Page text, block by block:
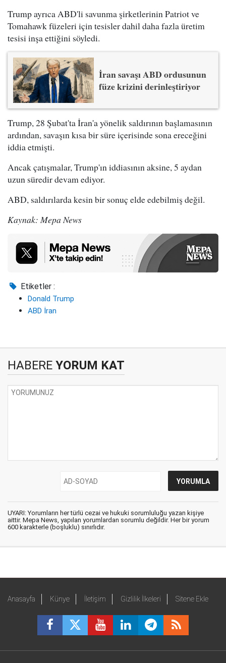
Trump ayrıca ABD'li savunma şirketlerinin Patriot ve
Tomahawk füzeleri için tesisler dahil daha fazla üretim
tesisi inşa ettiğini söyledi.
İran savaşı ABD ordusunun
füze krizini derinleştiriyor
Trump, 28 Şubat'ta İran'a yönelik saldırının başlamasının
ardından, savaşın kısa bir süre içerisinde sona ereceğini
iddia etmişti.
Ancak çatışmalar, Trump'ın iddiasının aksine, 5 aydan
uzun süredir devam ediyor.
ABD, saldırılarda kesin bir sonuç elde edebilmiş değil.
Kaynak: Mepa News
Etiketler :
Donald Trump
ABD İran
HABERE YORUM KAT
UYARI: Yorumların her türlü cezai ve hukuki sorumluluğu yazan kişiye
aittir. Mepa News, yapılan yorumlardan sorumlu değildir. Her bir yorum
600 karakterle (boşluklu) sınırlıdır.
Anasayfa Künye İletişim Gizlilik İlkeleri Sitene Ekle